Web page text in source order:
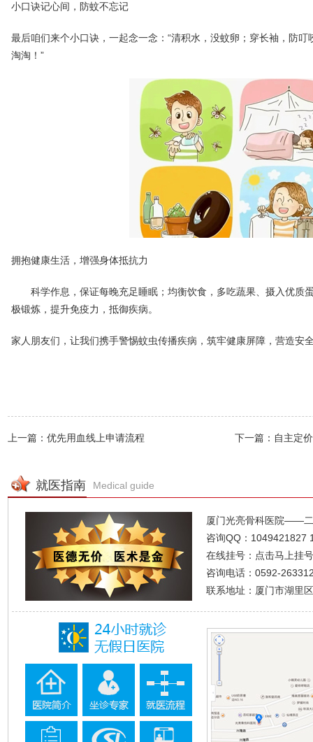
小口诀记心间，防蚊不忘记
最后咱们来个小口诀，一起念一念：“清积水，没蚊卵；穿长袖，防
淘淘！”
拥抱健康生活，增强身体抵抗力
科学作息，保证每晚充足睡眠；均衡饮食，多吃蔬果、摄入优质蛋
极锻炼，提升免疫力，抵御疾病。
家人朋友们，让我们携手警惕蚊虫传播疾病，筑牢健康屏障，营造安
上一篇：优先用血线上申请流程 下一篇：自主定
就医指南 Medical guide
厦门光亮骨科医院——
咨询QQ： 1049421827
在线挂号： 点击马上挂号
咨询电话：0592-
联系地址：厦门市湖里